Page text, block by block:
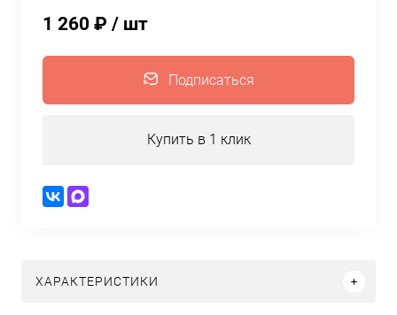
1 260 ₽ / шт
Подписаться
Купить в 1 клик
ХАРАКТЕРИСТИКИ